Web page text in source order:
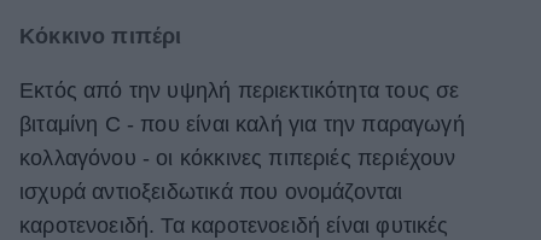
Κόκκινο πιπέρι
Εκτός από την υψηλή περιεκτικότητα τους σε
βιταμίνη C - που είναι καλή για την παραγωγή
κολλαγόνου - οι κόκκινες πιπεριές περιέχουν
ισχυρά αντιοξειδωτικά που ονομάζονται
καροτενοειδή. Τα καροτενοειδή είναι φυτικές